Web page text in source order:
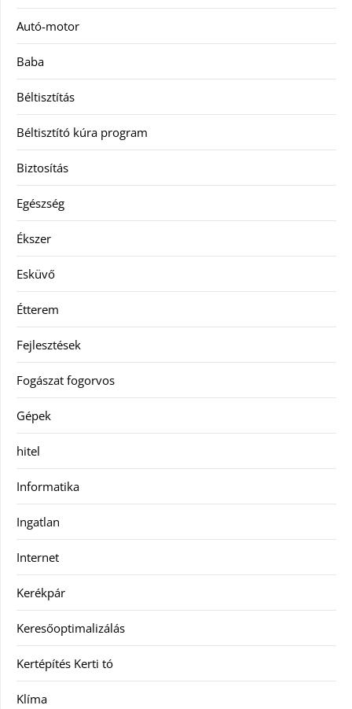
Autó-motor
Baba
Béltisztítás
Béltisztító kúra program
Biztosítás
Egészség
Ékszer
Esküvő
Étterem
Fejlesztések
Fogászat fogorvos
Gépek
hitel
Informatika
Ingatlan
Internet
Kerékpár
Keresőoptimalizálás
Kertépítés Kerti tó
Klíma